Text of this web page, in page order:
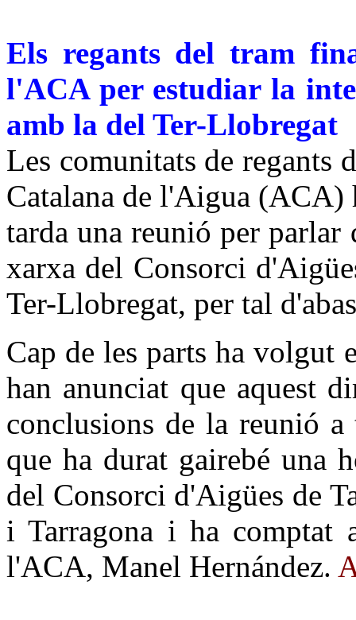
Els regants del tram
l'ACA per estudiar la
amb la del Ter-Llobregat
Les comunitats de
Catalana de l'Aigua (ACA)
tarda una reunió per
xarxa del Consorci
Ter-Llobregat, per tal
Cap de les parts ha volgut
han anunciat que aquest
conclusions de la reunió
que ha durat gairebé una
del Consorci d'Aigües de
i Tarragona i ha comptat
l'ACA, Manel Hernández.